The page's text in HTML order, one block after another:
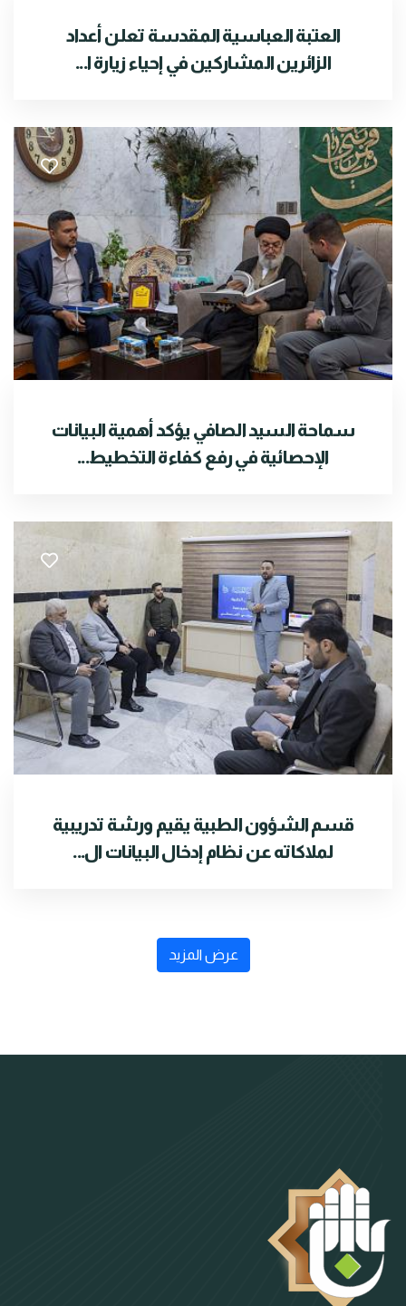
العتبة العباسية المقدسة تعلن أعداد
الزائرين المشاركين في إحياء زيارة ا...
سماحة السيد الصافي يؤكد أهمية البيانات
الإحصائية في رفع كفاءة التخطيط...
قسم الشؤون الطبية يقيم ورشة تدريبية
لملاكاته عن نظام إدخال البيانات ال...
عرض المزيد